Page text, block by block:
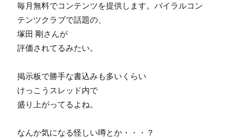
毎月無料でコンテンツを提供します。バイラルコン
テンツクラブで話題の、
塚田 剛さんが
評価されてるみたい。
掲示板で勝手な書込みも多いくらい
けっこうスレッド内で
盛り上がってるよね。
なんか気になる怪しい噂とか・・・？